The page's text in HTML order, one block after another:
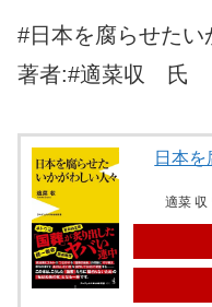
#日本を腐らせたい
著者:#適菜収 氏
日本
適菜 収